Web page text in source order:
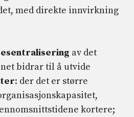
med direkte innvirkning
av det
bidrar til å utvide
: der det er større
kortere;